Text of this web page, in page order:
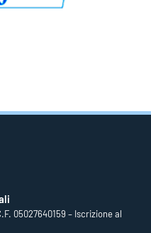
05027640159 – Iscrizione al